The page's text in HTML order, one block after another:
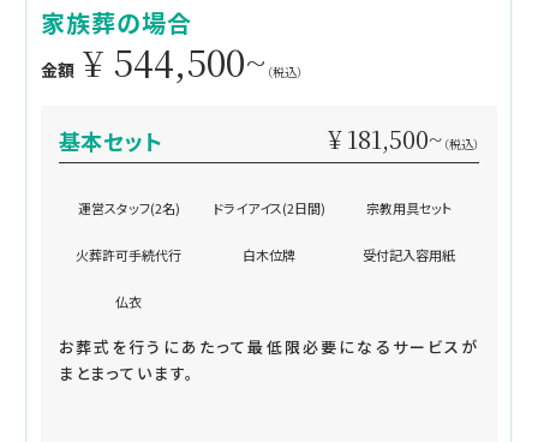
家族葬の場合
金額 ¥ 544,500~ （税込）
基本セット ¥ 181,500~ （税込）
運営スタッフ(2名) ドライアイス(2日間) 宗教用具セット
火葬許可手続代行 白木位牌 受付記入容用紙
仏衣
お葬式を行うにあたって最低限必要になるサービスが
まとまっています。